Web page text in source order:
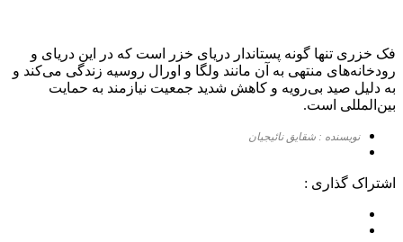
فک خزری تنها گونه پستاندار دریای خزر است که در این دریای و
رودخانه‌های منتهی به آن مانند ولگا و اورال روسیه زندگی می‌کند و
به دلیل صید بی‌رویه و کاهش شدید جمعیت نیازمند به حمایت
بین‌المللی است.
نویسنده : شقایق نائیجیان
اشتراک گذاری :